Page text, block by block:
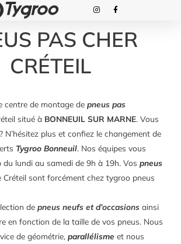
PAS CHER
CRÉTEIL
centre de montage de pneus pas
situé à BONNEUIL SUR MARNE. Vous
N’hésitez plus et confiez le changement de
Tygroo Bonneuil. Nos équipes vous
du lundi au samedi de 9h à 19h. Vos pneus
Créteil sont forcément chez tygroo pneus
de pneus neufs et d’occasions ainsi
en fonction de la taille de vos pneus. Nous
de géométrie, parallélisme et nous